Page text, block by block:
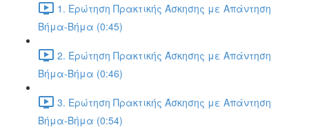
1. Ερώτηση Πρακτικής Άσκησης με Απάντηση
Βήμα-Βήμα (0:45)
2. Ερώτηση Πρακτικής Άσκησης με Απάντηση
Βήμα-Βήμα (0:46)
3. Ερώτηση Πρακτικής Άσκησης με Απάντηση
Βήμα-Βήμα (0:54)